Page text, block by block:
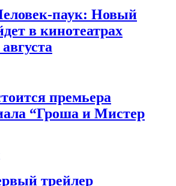
паук: Новый
в кинотеатрах
премьера
“Гроша и Мистер
трейлер